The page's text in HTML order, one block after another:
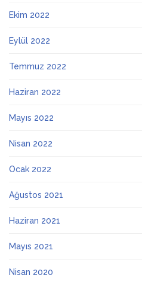
Ekim 2022
Eylül 2022
Temmuz 2022
Haziran 2022
Mayıs 2022
Nisan 2022
Ocak 2022
Ağustos 2021
Haziran 2021
Mayıs 2021
Nisan 2020